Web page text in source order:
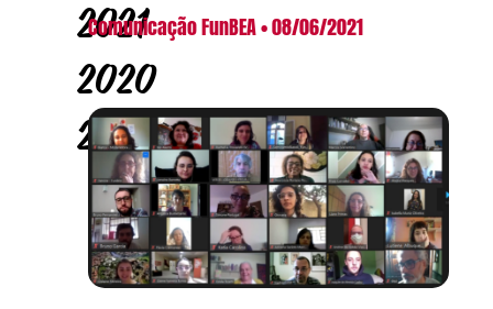
2021
2020
2019
Comunicação FunBEA 08/06/2021